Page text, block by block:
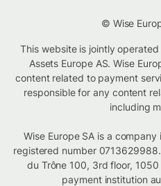
© Wise
This website is jointly
Assets Europe AS. Wise
content related to payment
responsible for any content
including
Wise Europe SA is a
registered number
du Trône 100, 3rd floor, 1050
payment institution